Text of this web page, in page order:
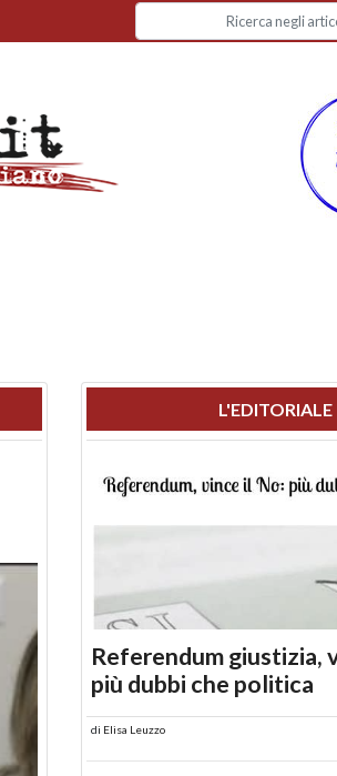
L'EDITORIALE
Referendum giustizia,
più dubbi che politica
di Elisa Leuzzo